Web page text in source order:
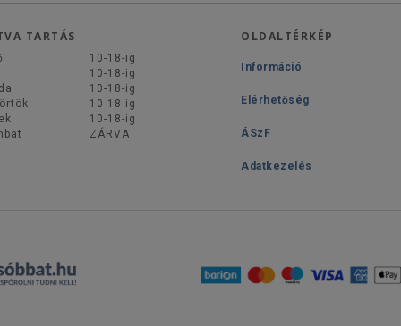
TARTÁS
10-18-ig
10-18-ig
10-18-ig
10-18-ig
10-18-ig
ZÁRVA
OLDALTÉRKÉP
Információ
Elérhetőség
ÁSzF
Adatkezelés